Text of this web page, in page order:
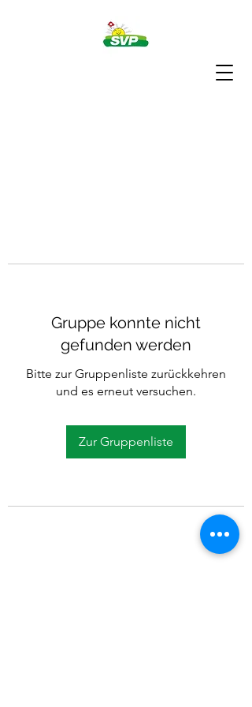
Gruppe konnte nicht
gefunden werden
Bitte zur Gruppenliste zurückkehren
und es erneut versuchen.
Zur Gruppenliste